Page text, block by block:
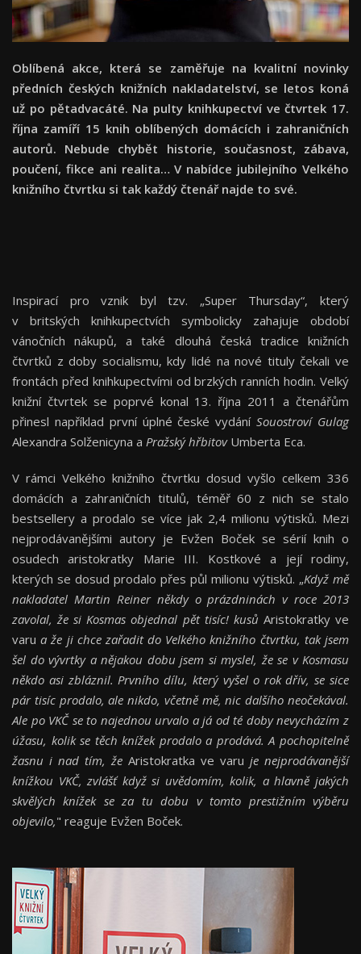
Oblíbená akce, která se zaměřuje na kvalitní novinky
předních českých knižních nakladatelství, se letos koná
už po pětadvacáté. Na pulty knihkupectví ve čtvrtek 17.
října zamíří 15 knih oblíbených domácích i zahraničních
autorů. Nebude chybět historie, současnost, zábava,
poučení, fikce ani realita… V nabídce jubilejního Velkého
knižního čtvrtku si tak každý čtenář najde to své.
Inspirací pro vznik byl tzv. „Super Thursday“, který
v britských knihkupectvích symbolicky zahajuje období
vánočních nákupů, a také dlouhá česká tradice knižních
čtvrtků z doby socialismu, kdy lidé na nové tituly čekali ve
frontách před knihkupectvími od brzkých ranních hodin. Velký
knižní čtvrtek se poprvé konal 13. října 2011 a čtenářům
přinesl například první úplné české vydáníSouostroví Gulag
Alexandra Solženicyna a Pražský hřbitovUmberta Eca.
V rámci Velkého knižního čtvrtku dosud vyšlo celkem 336
domácích a zahraničních titulů, téměř 60 z nich se stalo
bestsellery a prodalo se více jak 2,4 milionu výtisků. Mezi
nejprodávanějšími autory je Evžen Boček se sérií knih o
osudech aristokratky Marie III. Kostkové a její rodiny,
kterých se dosud prodalo přes půl milionu výtisků. „Když mě
nakladatel Martin Reiner někdy o prázdninách v roce 2013
zavolal, že si Kosmas objednal pět tisíc! kusů Aristokratky ve
varu a že ji chce zařadit do Velkého knižního čtvrtku, tak jsem
šel do vývrtky a nějakou dobu jsem si myslel, že se v Kosmasu
někdo asi zbláznil. Prvního dílu, který vyšel o rok dřív, se sice
pár tisíc prodalo, ale nikdo, včetně mě, nic dalšího neočekával.
Ale po VKČ se to najednou urvalo a já od té doby nevycházím z
úžasu, kolik se těch knížek prodalo a prodává. A pochopitelně
žasnu i nad tím, že Aristokratka ve varu je nejprodávanější
knížkou VKČ, zvlášť když si uvědomím, kolik, a hlavně jakých
skvělých knížek se za tu dobu v tomto prestižním výběru
objevilo," reaguje Evžen Boček.